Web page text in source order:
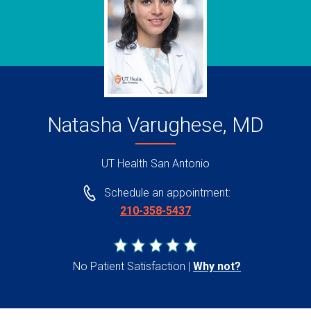
Natasha Varughese, MD
UT Health San Antonio
Schedule an appointment:
210-358-5437
No Patient Satisfaction Why not?